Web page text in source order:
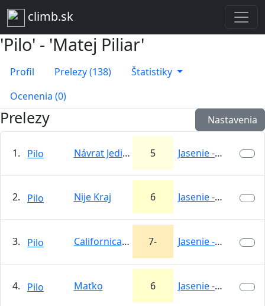
climb.sk
'Pilo' - 'Matej Piliar'
Profil Prelezy (138)
Štatistiky
Ocenenia (0)
Prelezy Nastavenia
1. Pilo Návrat Jediho 5 Jasenie -…
2. Pilo Nije Kraj 6 Jasenie -…
3. Pilo Californication 7- Jasenie -…
4. Pilo Maťko 6 Jasenie -…